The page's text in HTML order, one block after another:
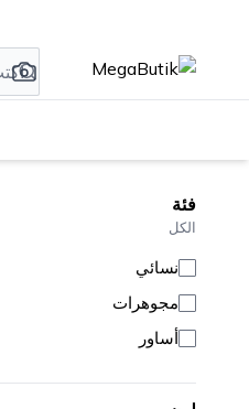
فئة
الكل
نسائي
مجوهرات
أساور